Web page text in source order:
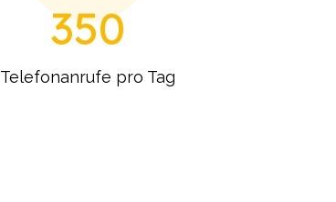
350
Telefonanrufe pro Tag